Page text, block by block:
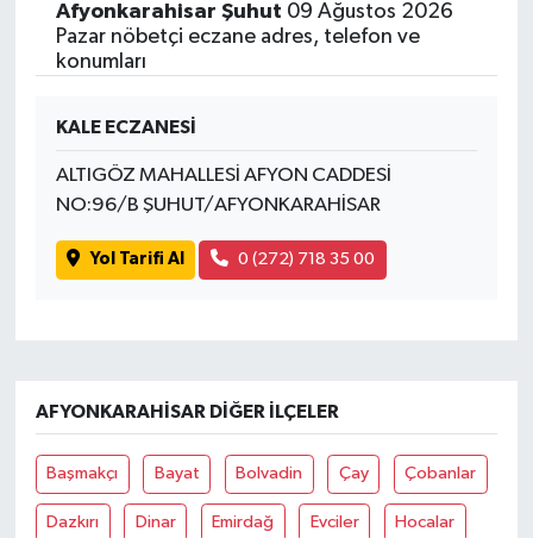
Afyonkarahisar Şuhut 09 Ağustos 2026
Pazar nöbetçi eczane adres, telefon ve
konumları
KALE ECZANESİ
ALTIGÖZ MAHALLESİ AFYON CADDESİ
NO:96/B ŞUHUT/AFYONKARAHİSAR
Yol Tarifi Al 0 (272) 718 35 00
AFYONKARAHISAR DIĞER İLÇELER
Başmakçı Bayat Bolvadin Çay Çobanlar
Dazkırı Dinar Emirdağ Evciler Hocalar